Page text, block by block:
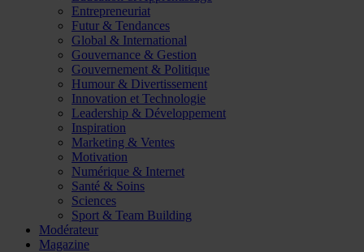
Entrepreneuriat
Futur & Tendances
Global & International
Gouvernance & Gestion
Gouvernement & Politique
Humour & Divertissement
Innovation et Technologie
Leadership & Développement
Inspiration
Marketing & Ventes
Motivation
Numérique & Internet
Santé & Soins
Sciences
Sport & Team Building
Modérateur
Magazine